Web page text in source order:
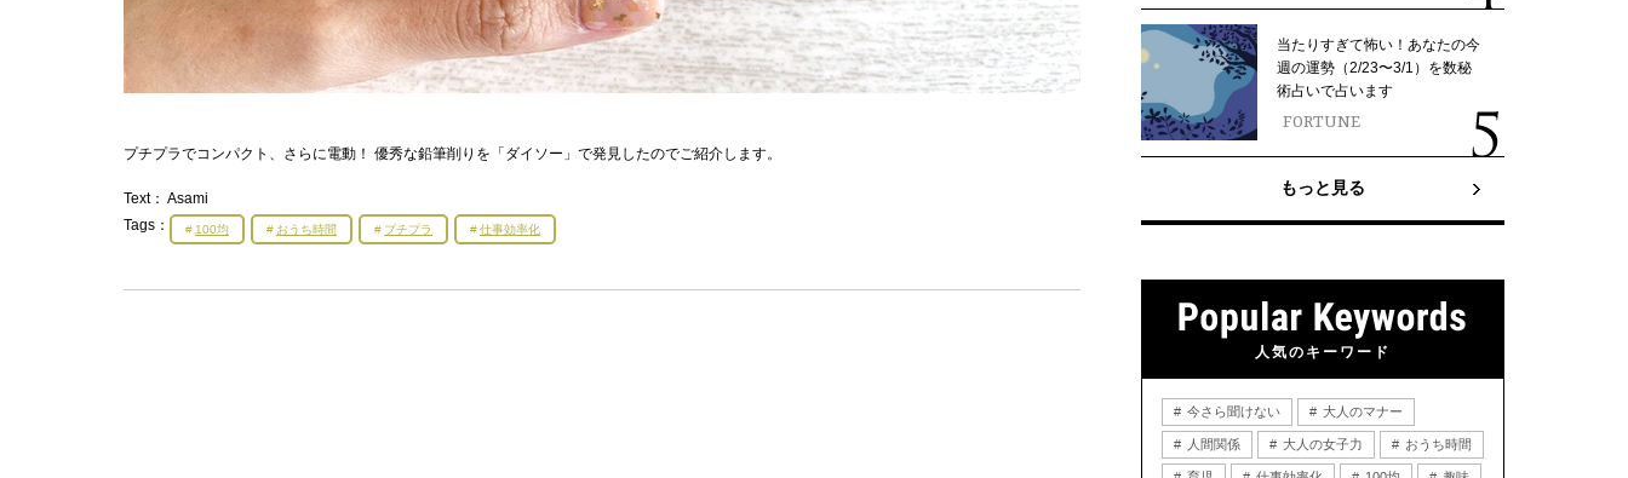
プチプラでコンパクト、さらに電動！ 優秀な鉛筆削りを「ダイソー」で発見したのでご紹介します。
Text： Asami
Tags：
100均 おうち時間 プチプラ 仕事効率化
当たりすぎて怖い！あなたの今
週の運勢（2/23〜3/1）を数秘
術占いで占います
FORTUNE
もっと見る
人気のキーワード
今さら聞けない 大人のマナー
人間関係 大人の女子力 おうち時間